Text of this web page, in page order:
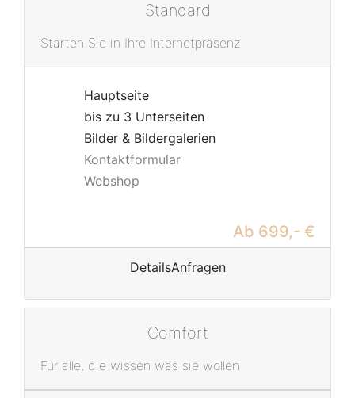
Standard
Starten Sie in Ihre Internetpräsenz
Hauptseite
bis zu 3 Unterseiten
Bilder & Bildergalerien
Kontaktformular
Webshop
Ab 699,- €
DetailsAnfragen
Comfort
Für alle, die wissen was sie wollen